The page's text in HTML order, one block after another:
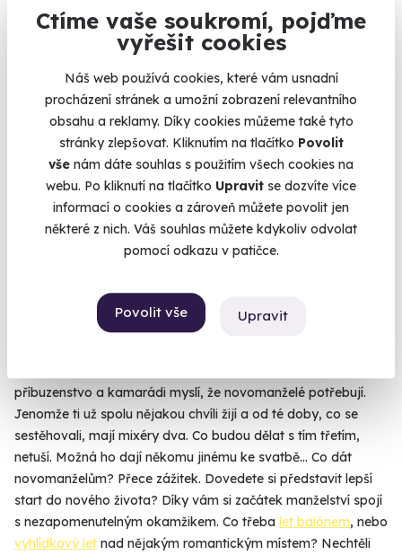
Ctíme vaše soukromí, pojďme
vyřešit cookies
Náš web používá cookies, které vám usnadní
procházení stránek a umožní zobrazení relevantního
obsahu a reklamy. Díky cookies můžeme také tyto
stránky zlepšovat. Kliknutím na tlačítko Povolit
vše nám dáte souhlas s použitím všech cookies na
webu. Po kliknutí na tlačítko Upravit se dozvíte více
informací o cookies a zároveň můžete povolit jen
některé z nich. Váš souhlas můžete kdykoliv odvolat
pomocí odkazu v patičce.
Povolit vše Upravit
Zážitková střelba: Nejsilnější zbraně - 5
zbraní
Čeká vás 9 výstřelů!
Lomnice (okres Sokolov)
(+ 28 dalších lokalit)
příbuzenstvo a kamarádi myslí, že novomanželé potřebují.
Jenomže ti už spolu nějakou chvíli žijí a od té doby, co se
sestěhovali, mají mixéry dva. Co budou dělat s tím třetím,
netuší. Možná ho dají někomu jinému ke svatbě... Co dát
novomanželům? Přece zážitek. Dovedete si představit lepší
start do nového života? Díky vám si začátek manželství spojí
s nezapomenutelným okamžikem. Co třeba let balónem, nebo
vyhlídkový let nad nějakým romantickým místem? Nechtěli